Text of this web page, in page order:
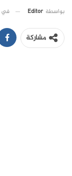
بواسطة Editor في
مشاركة